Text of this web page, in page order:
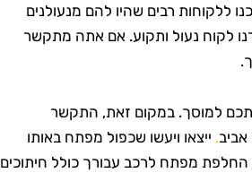
ללקוחות רבים שהיו להם מנעולנים
לקוח נעול ותקוע. אם אתה מתקשר
למוסך. במקום זאת, התקשר
, ייצאו ויעשו שכפול מפתח באותו
החלפת מפתח לרכב עבורך כולל חיתוכים